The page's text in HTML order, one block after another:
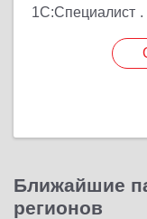
1С:Специалист
Ближайшие
регионов